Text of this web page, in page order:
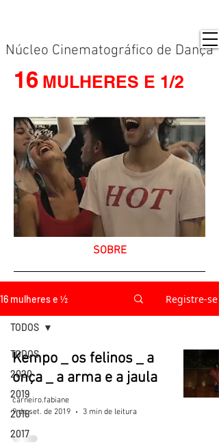
Núcleo Cinematográfico de Dança
16 MULHERES E 1/2
SOBRE
16 mulheres e ½ Registre-se
TODOS
2020
2019
2018
2017
TODOS
Kempo _ os felinos _ a
onça _ a arma e a jaula
carneiro.fabiane
9 de set. de 2019
3 min de leitura